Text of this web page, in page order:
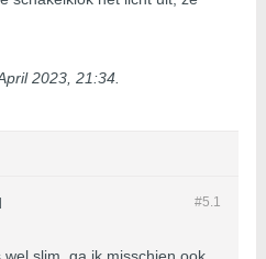
2023, 21:34
#5.1